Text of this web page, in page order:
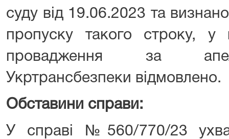
суду від 19.06.2023 та
пропуску такого строку, у
провадження за
Укртрансбезпеки відмовлено.
Обставини справи:
У справі №560/770/23